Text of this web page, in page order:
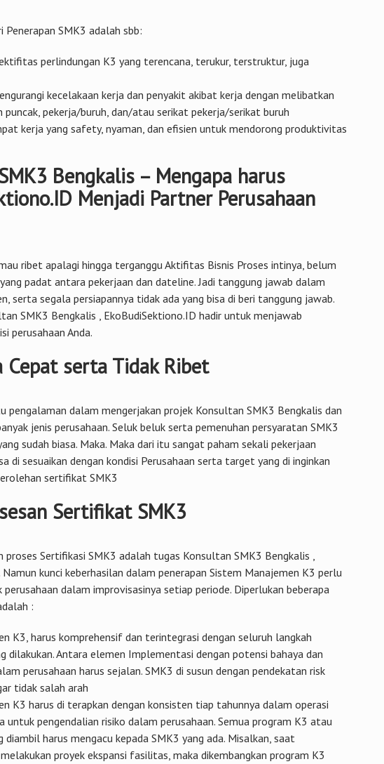
Penerapan SMK3 adalah sbb:
perlindungan K3 yang terencana, terukur, terstruktur, juga
kecelakaan kerja dan penyakit akibat kerja dengan melibatkan
puncak, pekerja/buruh, dan/atau serikat pekerja/serikat buruh
kerja yang safety, nyaman, dan efisien untuk mendorong produktivitas
Bengkalis – Mengapa harus
Menjadi Partner Perusahaan
ribet apalagi hingga terganggu Aktifitas Bisnis Proses intinya, belum
padat antara pekerjaan dan dateline. Jadi tanggung jawab dalam
serta segala persiapannya tidak ada yang bisa di beri tanggung jawab.
SMK3 Bengkalis , EkoBudiSektiono.ID hadir untuk menjawab
perusahaan Anda.
Cepat serta Tidak Ribet
pengalaman dalam mengerjakan projek Konsultan SMK3 Bengkalis dan
jenis perusahaan. Seluk beluk serta pemenuhan persyaratan SMK3
sudah biasa. Maka. Maka dari itu sangat paham sekali pekerjaan
di sesuaikan dengan kondisi Perusahaan serta target yang di inginkan
sertifikat SMK3
Sertifikat SMK3
proses Sertifikasi SMK3 adalah tugas Konsultan SMK3 Bengkalis ,
kunci keberhasilan dalam penerapan Sistem Manajemen K3 perlu
perusahaan dalam improvisasinya setiap periode. Diperlukan beberapa
:
K3, harus komprehensif dan terintegrasi dengan seluruh langkah
dilakukan. Antara elemen Implementasi dengan potensi bahaya dan
perusahaan harus sejalan. SMK3 di susun dengan pendekatan risk
tidak salah arah
K3 harus di terapkan dengan konsisten tiap tahunnya dalam operasi
untuk pengendalian risiko dalam perusahaan. Semua program K3 atau
diambil harus mengacu kepada SMK3 yang ada. Misalkan, saat
proyek ekspansi fasilitas, maka dikembangkan program K3